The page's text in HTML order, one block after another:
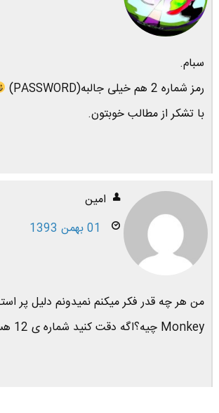
سبام.
رمز شماره 2 هم خیلی جالبه(PASSWORD)
با تشکر از مطالب خوبتون.
امین
01 بهمن 1393
من هر چه قدر فکر میکنم نمیدونم دلیل پر
Monkey چیه؟اگه دقت کنید شماره ی 12 هست.